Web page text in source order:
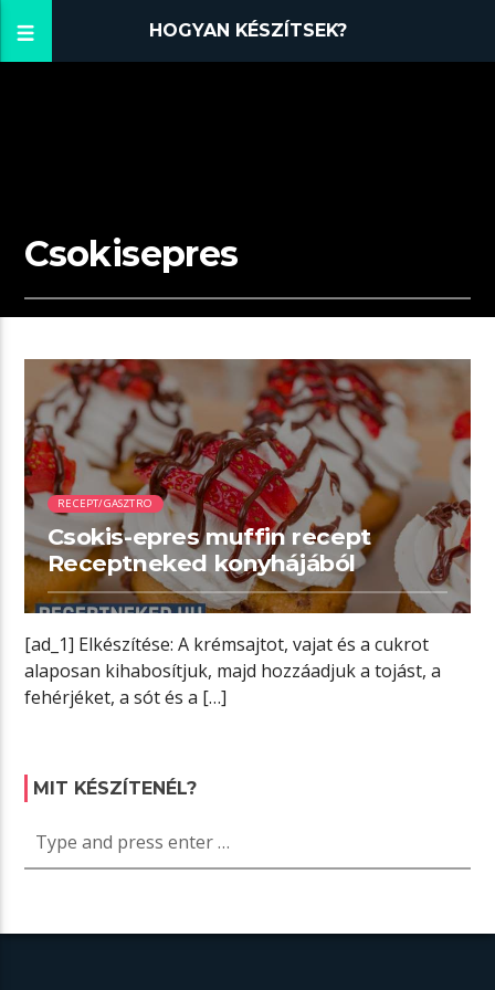
HOGYAN KÉSZÍTSEK?
Csokisepres
00:58 READ TIME
RECEPT/GASZTRO
Csokis-epres muffin recept
Receptneked konyhájából
[ad_1] Elkészítése: A krémsajtot, vajat és a cukrot
alaposan kihabosítjuk, majd hozzáadjuk a tojást, a
fehérjéket, a sót és a […]
MIT KÉSZÍTENÉL?